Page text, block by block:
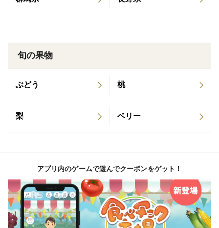
旬の果物
ぶどう 桃
梨 ベリー
アプリ内のゲームで遊んでクーポンをゲット！